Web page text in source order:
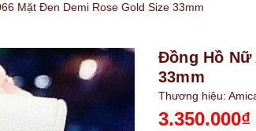
Mặt Đen Demi Rose Gold Size 33mm
Đồng Hồ Nữ
33mm
Thương hiệu:
3.350.000₫